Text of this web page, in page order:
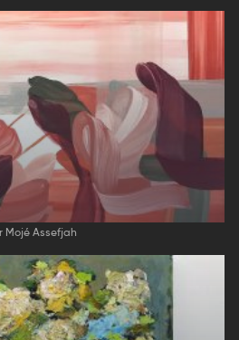
Mojé Assefjah